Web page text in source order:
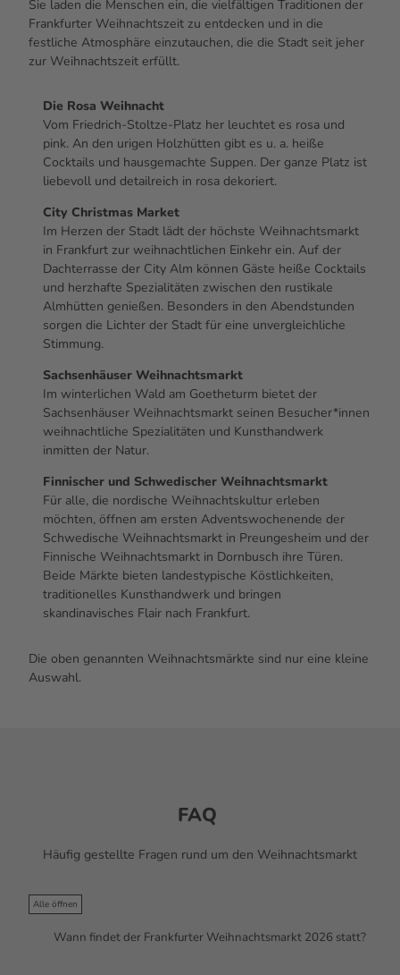
Sie laden die Menschen ein, die vielfältigen Traditionen der
Frankfurter Weihnachtszeit zu entdecken und in die
festliche Atmosphäre einzutauchen, die die Stadt seit jeher
zur Weihnachtszeit erfüllt.
Die Rosa Weihnacht
Vom Friedrich-Stoltze-Platz her leuchtet es rosa und
pink. An den urigen Holzhütten gibt es u. a. heiße
Cocktails und hausgemachte Suppen. Der ganze Platz ist
liebevoll und detailreich in rosa dekoriert.
City Christmas Market
Im Herzen der Stadt lädt der höchste Weihnachtsmarkt
in Frankfurt zur weihnachtlichen Einkehr ein. Auf der
Dachterrasse der City Alm können Gäste heiße Cocktails
und herzhafte Spezialitäten zwischen den rustikale
Almhütten genießen. Besonders in den Abendstunden
sorgen die Lichter der Stadt für eine unvergleichliche
Stimmung.
Sachsenhäuser Weihnachtsmarkt
Im winterlichen Wald am Goetheturm bietet der
Sachsenhäuser Weihnachtsmarkt seinen Besucher*innen
weihnachtliche Spezialitäten und Kunsthandwerk
inmitten der Natur.
Finnischer und Schwedischer Weihnachtsmarkt
Für alle, die nordische Weihnachtskultur erleben
möchten, öffnen am ersten Adventswochenende der
Schwedische Weihnachtsmarkt in Preungesheim und der
Finnische Weihnachtsmarkt in Dornbusch ihre Türen.
Beide Märkte bieten landestypische Köstlichkeiten,
traditionelles Kunsthandwerk und bringen
skandinavisches Flair nach Frankfurt.
Die oben genannten Weihnachtsmärkte sind nur eine kleine
Auswahl.
FAQ
Häufig gestellte Fragen rund um den Weihnachtsmarkt
Alle öffnen
Wann findet der Frankfurter Weihnachtsmarkt 2026 statt?